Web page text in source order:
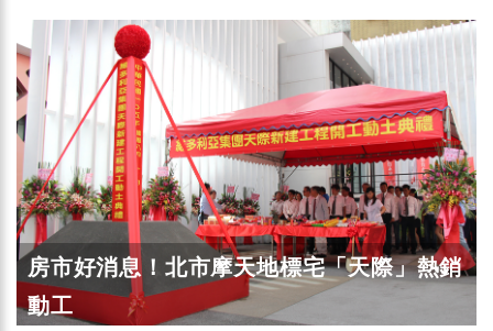
房市好消息！北市摩天地標宅「天際」熱銷
動工